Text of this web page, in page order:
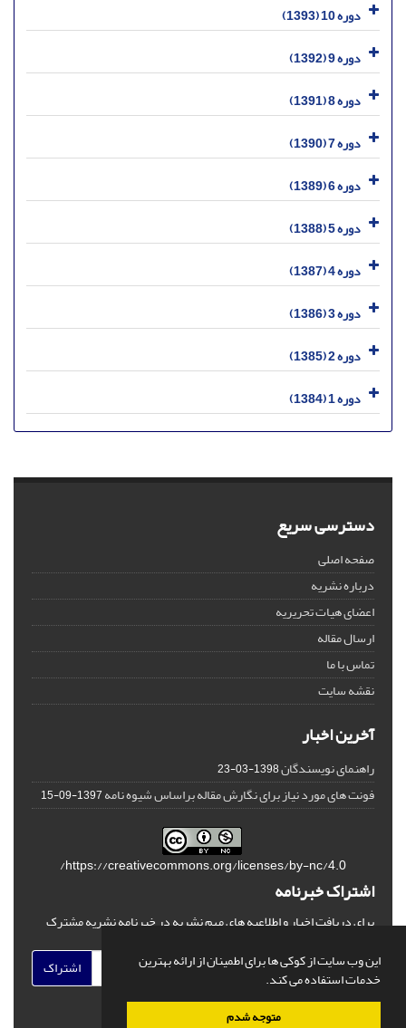
این وب سایت از کوکی ها برای اطمینان از ارائه بهترین
خدمات استفاده می کند.
متوجه شدم
دوره 10 (1393)
دوره 9 (1392)
دوره 8 (1391)
دوره 7 (1390)
دوره 6 (1389)
دوره 5 (1388)
دوره 4 (1387)
دوره 3 (1386)
دوره 2 (1385)
دوره 1 (1384)
دسترسی سریع
صفحه اصلی
درباره نشریه
اعضای هیات تحریریه
ارسال مقاله
تماس با ما
نقشه سایت
آخرین اخبار
راهنمای نویسندگان1398-03-23
فونت های مورد نیاز برای نگارش مقاله براساس شیوه نامه1397-09-15
https://creativecommons.org/licenses/by-nc/4.0/
اشتراک خبرنامه
برای دریافت اخبار و اطلاعیه های مهم نشریه در خبرنامه نشریه مشترک
اشتراک